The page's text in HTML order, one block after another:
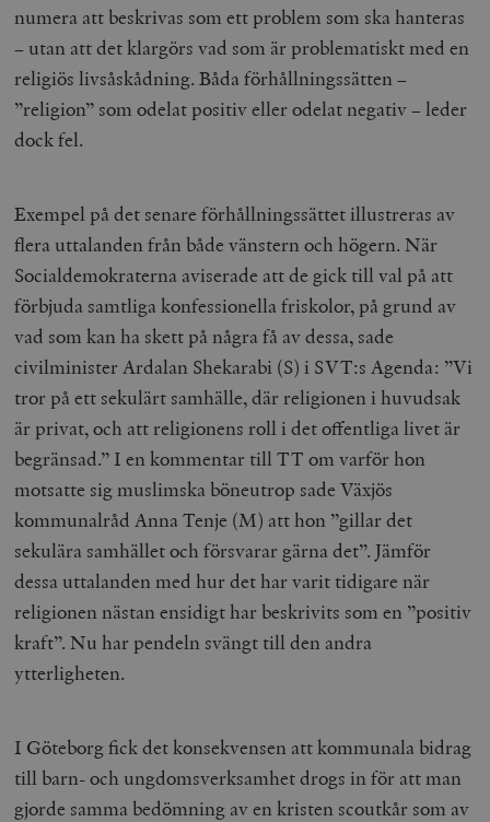
numera att beskrivas som ett problem som ska hanteras
– utan att det klargörs vad som är problematiskt med en
religiös livsåskådning. Båda förhållningssätten –
”religion” som odelat positiv eller odelat negativ – leder
dock fel.
Exempel på det senare förhållningssättet illustreras av
flera uttalanden från både vänstern och högern. När
Socialdemokraterna aviserade att de gick till val på att
förbjuda samtliga konfessionella friskolor, på grund av
vad som kan ha skett på några få av dessa, sade
civilminister Ardalan Shekarabi (S) i SVT:s Agenda: ”Vi
tror på ett sekulärt samhälle, där religionen i huvudsak
är privat, och att religionens roll i det offentliga livet är
begränsad.” I en kommentar till TT om varför hon
motsatte sig muslimska böneutrop sade Växjös
kommunalråd Anna Tenje (M) att hon ”gillar det
sekulära samhället och försvarar gärna det”. Jämför
dessa uttalanden med hur det har varit tidigare när
religionen nästan ensidigt har beskrivits som en ”positiv
kraft”. Nu har pendeln svängt till den andra
ytterligheten.
I Göteborg fick det konsekvensen att kommunala bidrag
till barn- och ungdomsverksamhet drogs in för att man
gjorde samma bedömning av en kristen scoutkår som av